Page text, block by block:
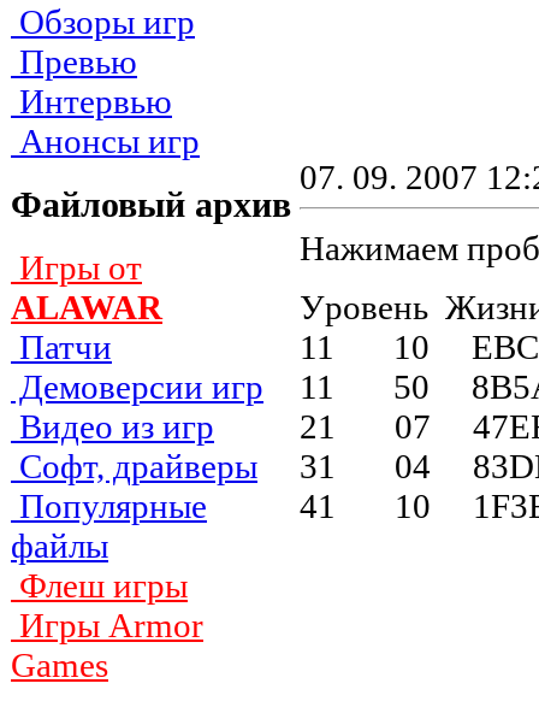
Обзоры игр
Превью
Интервью
Анонсы игр
Файловый архив
Игры от
ALAWAR
Патчи
Демоверсии игр
Видео из игр
Софт, драйверы
Популярные
файлы
Флеш игры
Игры Armor
Games
07. 09. 2007
Нажимаем
Уpoвeнь
11 10
11 50
21 07
31 04
41 10